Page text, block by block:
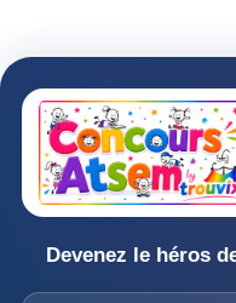
Devenez le héros